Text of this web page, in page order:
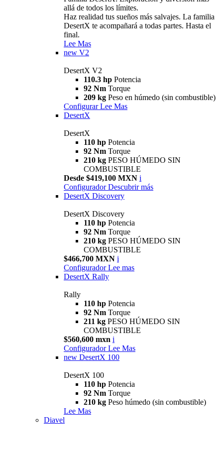
allá de todos los límites.
Haz realidad tus sueños más salvajes. La familia
DesertX te acompañará a todas partes. Hasta el
final.
Lee Mas
new V2
DesertX V2
110.3 hp Potencia
92 Nm Torque
209 kg Peso en húmedo (sin combustible)
Configurar Lee Mas
DesertX
DesertX
110 hp Potencia
92 Nm Torque
210 kg PESO HÚMEDO SIN
COMBUSTIBLE
Desde $419,100 MXN i
Configurador Descubrir más
DesertX Discovery
DesertX Discovery
110 hp Potencia
92 Nm Torque
210 kg PESO HÚMEDO SIN
COMBUSTIBLE
$466,700 MXN i
Configurador Lee mas
DesertX Rally
Rally
110 hp Potencia
92 Nm Torque
211 kg PESO HÚMEDO SIN
COMBUSTIBLE
$560,600 mxn i
Configurador Lee Mas
new DesertX 100
DesertX 100
110 hp Potencia
92 Nm Torque
210 kg Peso húmedo (sin combustible)
Lee Mas
Diavel